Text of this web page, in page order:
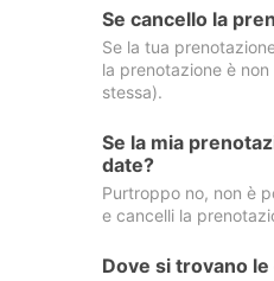
Se cancello la
Se la tua
la prenotazione è
stessa).
Se la mia
date?
Purtroppo no, non è
e cancelli la
Dove si trovano